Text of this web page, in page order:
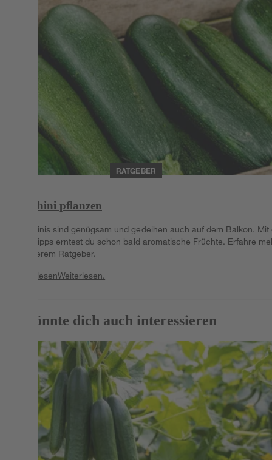
RATGEBER
Zucchini pflanzen
Zucchinis sind genügsam und gedeihen auch auf dem Balkon. Mit
paar Tipps erntest du schon bald aromatische Früchte. Erfahre
in unserem Ratgeber.
WeiterlesenWeiterlesen.
Das könnte dich auch interessieren